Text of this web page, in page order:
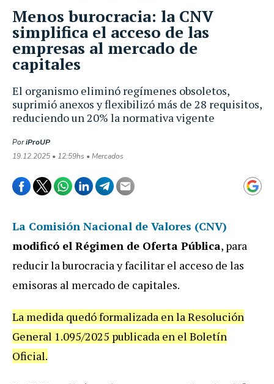
El organismo eliminó regímenes obsoletos,
suprimió anexos y flexibilizó más de 28 requisitos,
reduciendo un 20% la normativa vigente
PoriProUP
19.12.2025 • 12:59hs • Mercados
Menos burocracia: la CNV
simplifica el acceso de las
empresas al mercado de
capitales
La Comisión Nacional de Valores (CNV)
modificó el Régimen de Oferta Pública, para
reducir la burocracia y facilitar el acceso de las
emisoras al mercado de capitales.
La medida quedó formalizada en la Resolución
General 1.095/2025 publicada en el Boletín
Oficial.